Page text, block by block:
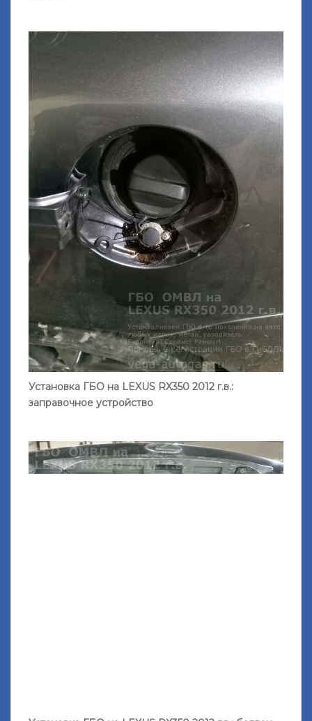
Установка ГБО на LEXUS RX350 2012 г.в.:
заправочное устройство